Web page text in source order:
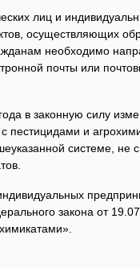
лиц и
осуществляющих
необходимо
почты или
в законную силу
пестицидами и
системе, не
закона от